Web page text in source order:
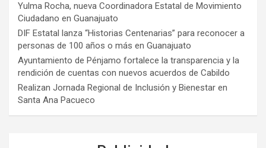
Yulma Rocha, nueva Coordinadora Estatal de Movimiento
Ciudadano en Guanajuato
DIF Estatal lanza “Historias Centenarias” para reconocer a
personas de 100 años o más en Guanajuato
Ayuntamiento de Pénjamo fortalece la transparencia y la
rendición de cuentas con nuevos acuerdos de Cabildo
Realizan Jornada Regional de Inclusión y Bienestar en
Santa Ana Pacueco